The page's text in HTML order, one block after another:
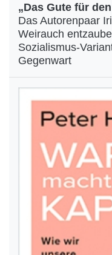
„Das Gute für
Das Autorenpaar
Weirauch
Sozialismus-
Gegenwart